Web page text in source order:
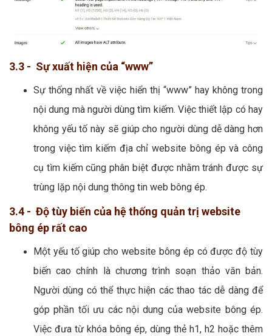
3.3 - Sự xuất hiện của “www”
Sự thống nhất về việc hiển thị “www” hay không trong
nội dung mà người dùng tìm kiếm. Việc thiết lập có hay
không yếu tố này sẽ giúp cho người dùng dễ dàng hơn
trong việc tìm kiếm địa chỉ website bông ép và công
cụ tìm kiếm cũng phân biệt được nhằm tránh được sự
trùng lặp nội dung thông tin web bông ép.
3.4 - Độ tùy biến của hệ thống quản trị website
bông ép rất cao
Một yếu tố giúp cho website bông ép có được độ tùy
biến cao chính là chương trình soạn thảo văn bản.
Người dùng có thể thực hiện các thao tác dễ dàng để
góp phần tối ưu các nội dung của website bông ép.
Việc đưa từ khóa bông ép, dùng thẻ h1, h2 hoặc thêm